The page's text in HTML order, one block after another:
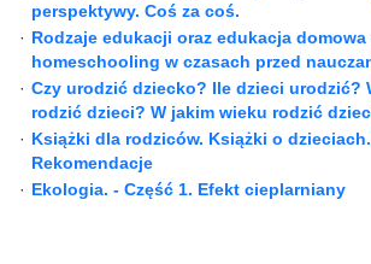
perspektywy. Coś za coś.
· Rodzaje edukacji oraz edukacja domowa
homeschooling w czasach przed
· Czy urodzić dziecko? Ile dzieci urodzić?
rodzić dzieci? W jakim wieku rodzić
· Książki dla rodziców. Książki o
Rekomendacje
· Ekologia. - Część 1. Efekt cieplarniany